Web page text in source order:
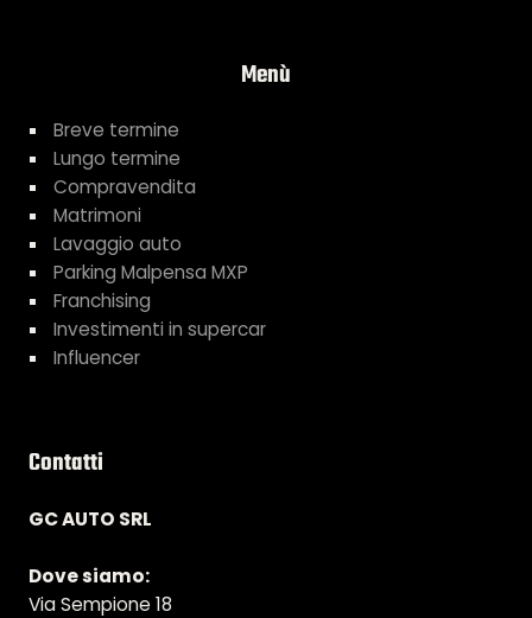
Menù
Breve termine
Lungo termine
Compravendita
Matrimoni
Lavaggio auto
Parking Malpensa MXP
Franchising
Investimenti in supercar
Influencer
Contatti
GC AUTO SRL
Dove siamo:
Via Sempione 18